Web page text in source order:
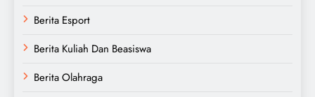
Berita Esport
Berita Kuliah Dan Beasiswa
Berita Olahraga